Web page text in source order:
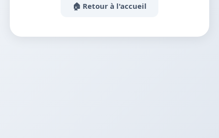
🏠 Retour à l'accueil